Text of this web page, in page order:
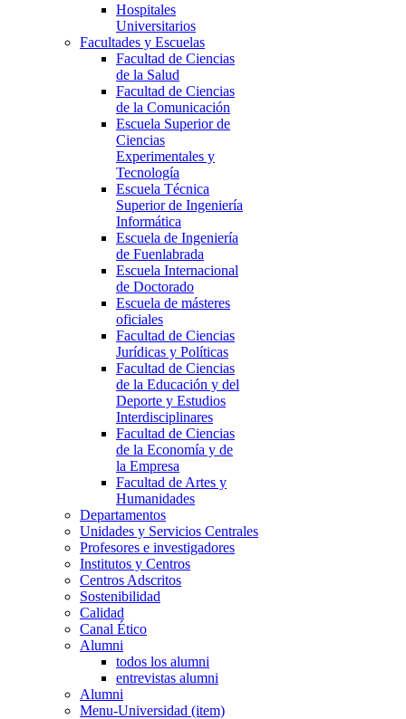
Hospitales
Universitarios
Facultades y Escuelas
Facultad de Ciencias
de la Salud
Facultad de Ciencias
de la Comunicación
Escuela Superior de
Ciencias
Experimentales y
Tecnología
Escuela Técnica
Superior de Ingeniería
Informática
Escuela de Ingeniería
de Fuenlabrada
Escuela Internacional
de Doctorado
Escuela de másteres
oficiales
Facultad de Ciencias
Jurídicas y Políticas
Facultad de Ciencias
de la Educación y del
Deporte y Estudios
Interdisciplinares
Facultad de Ciencias
de la Economía y de
la Empresa
Facultad de Artes y
Humanidades
Departamentos
Unidades y Servicios Centrales
Profesores e investigadores
Institutos y Centros
Centros Adscritos
Sostenibilidad
Calidad
Canal Ético
Alumni
todos los alumni
entrevistas alumni
Alumni
Menu-Universidad (item)